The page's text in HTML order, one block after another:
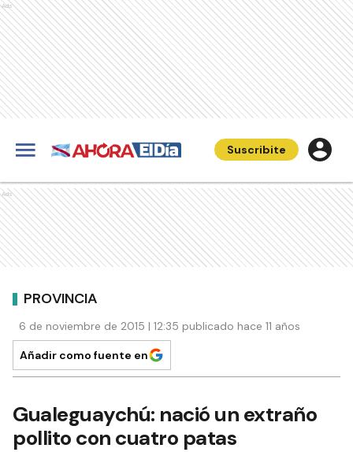
Ads
Suscribite
Ads
PROVINCIA
6 de noviembre de 2015 | 12:35 publicado hace 11 años
Añadir como fuente en
Gualeguaychú: nació un extraño
pollito con cuatro patas